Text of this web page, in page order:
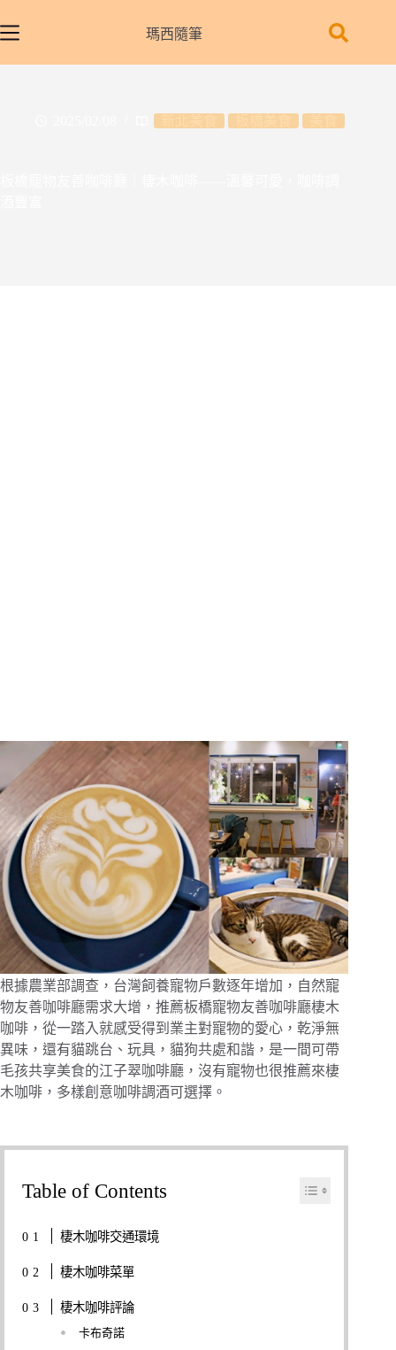
至
瑪西隨筆
根據農業部調查，台灣飼養寵物戶數逐年增加，自然寵
物友善咖啡廳需求大增，推薦板橋寵物友善咖啡廳棲木
咖啡，從一踏入就感受得到業主對寵物的愛心，乾淨無
異味，還有貓跳台、玩具，貓狗共處和諧，是一間可帶
毛孩共享美食的江子翠咖啡廳，沒有寵物也很推薦來棲
木咖啡，多樣創意咖啡調酒可選擇。
Table of Contents
棲木咖啡交通環境
棲木咖啡菜單
棲木咖啡評論
卡布奇諾